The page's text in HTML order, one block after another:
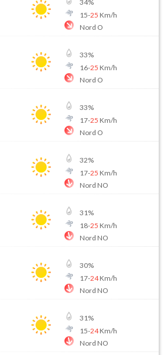
34%
15-25 Km/h
Nord O
33%
16-25 Km/h
Nord O
33%
17-25 Km/h
Nord O
32%
17-25 Km/h
Nord NO
31%
18-25 Km/h
Nord NO
30%
17-24Km/h
Nord NO
31%
15-24Km/h
Nord NO